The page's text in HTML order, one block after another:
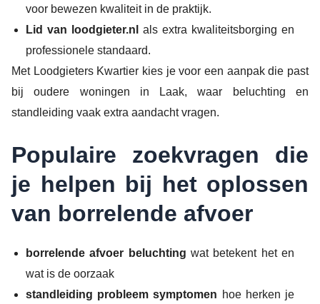
voor bewezen kwaliteit in de praktijk.
Lid van loodgieter.nl
als extra kwaliteitsborging en
professionele standaard.
Met Loodgieters Kwartier kies je voor een aanpak die past
bij oudere woningen in Laak, waar beluchting en
standleiding vaak extra aandacht vragen.
Populaire zoekvragen die
je helpen bij het oplossen
van borrelende afvoer
borrelende afvoer beluchting wat betekent het en
wat is de oorzaak
standleiding probleem symptomen hoe herken je